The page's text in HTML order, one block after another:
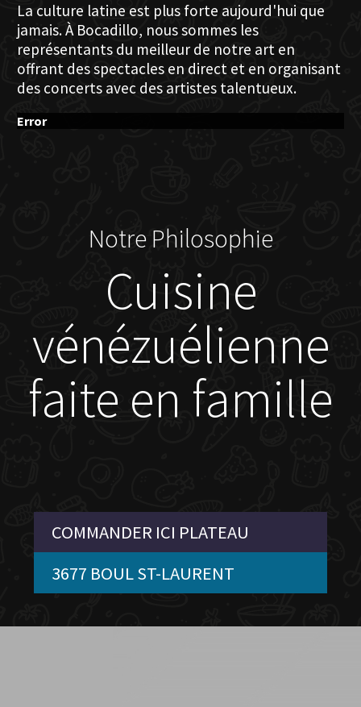
La culture latine est plus forte aujourd'hui que
jamais. À Bocadillo, nous sommes les
représentants du meilleur de notre art en
offrant des spectacles en direct et en organisant
des concerts avec des artistes talentueux.
Error
Notre Philosophie
Cuisine
vénézuélienne
faite en famille
COMMANDER ICI PLATEAU
3677 BOUL ST-LAURENT